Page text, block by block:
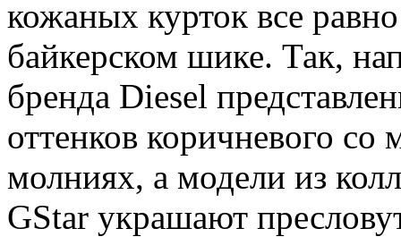
кожаных курток все
байкерском шике. Так,
бренда Diesel
оттенков коричневого
молниях, а модели из
GStar украшают